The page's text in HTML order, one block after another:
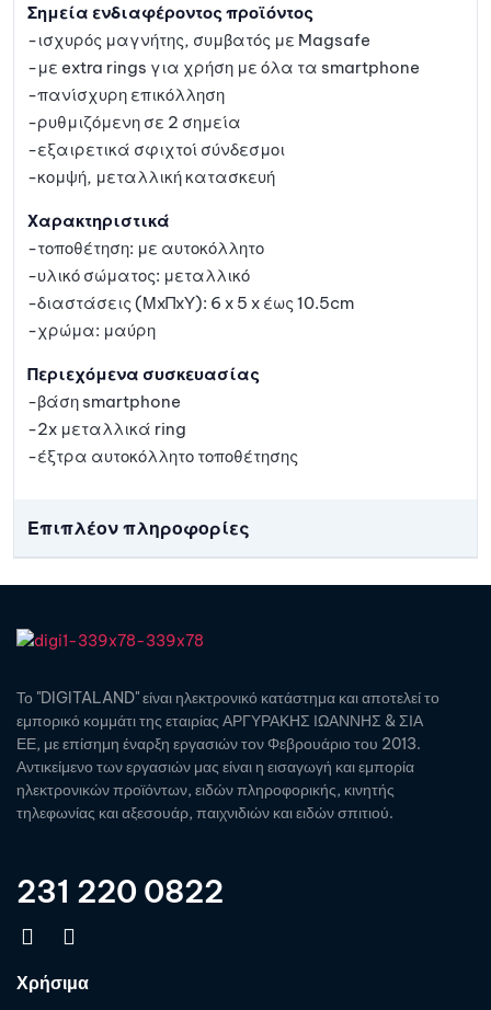
Σημεία ενδιαφέροντος προϊόντος
-ισχυρός μαγνήτης, συμβατός με Magsafe
-με extra rings για χρήση με όλα τα smartphone
-πανίσχυρη επικόλληση
-ρυθμιζόμενη σε 2 σημεία
-εξαιρετικά σφιχτοί σύνδεσμοι
-κομψή, μεταλλική κατασκευή
Χαρακτηριστικά
-τοποθέτηση: με αυτοκόλλητο
-υλικό σώματος: μεταλλικό
-διαστάσεις (ΜxΠxΥ): 6 x 5 x έως 10.5cm
-χρώμα: μαύρη
Περιεχόμενα συσκευασίας
-βάση smartphone
-2x μεταλλικά ring
-έξτρα αυτοκόλλητο τοποθέτησης
Επιπλέον πληροφορίες
Το "DIGITALAND" είναι ηλεκτρονικό κατάστημα και αποτελεί το
εμπορικό κομμάτι της εταιρίας ΑΡΓΥΡΑΚΗΣ ΙΩΑΝΝΗΣ & ΣΙΑ
ΕΕ, με επίσημη έναρξη εργασιών τον Φεβρουάριο του 2013.
Αντικείμενο των εργασιών μας είναι η εισαγωγή και εμπορία
ηλεκτρονικών προϊόντων, ειδών πληροφορικής, κινητής
τηλεφωνίας και αξεσουάρ, παιχνιδιών και ειδών σπιτιού.
231 220 0822
Χρήσιμα